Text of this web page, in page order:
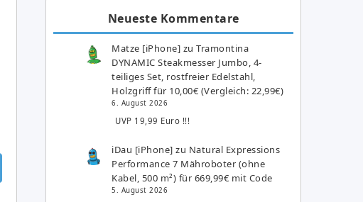
Neueste Kommentare
Matze [iPhone] zuTramontina
DYNAMIC Steakmesser Jumbo, 4-
teiliges Set, rostfreier Edelstahl,
Holzgriff für 10,00€ (Vergleich: 22,99€)
6. August 2026
UVP 19,99 Euro !!!
iDau [iPhone] zu Natural Expressions
Performance 7 Mähroboter (ohne
Kabel, 500 m²) für 669,99€ mit Code
5. August 2026